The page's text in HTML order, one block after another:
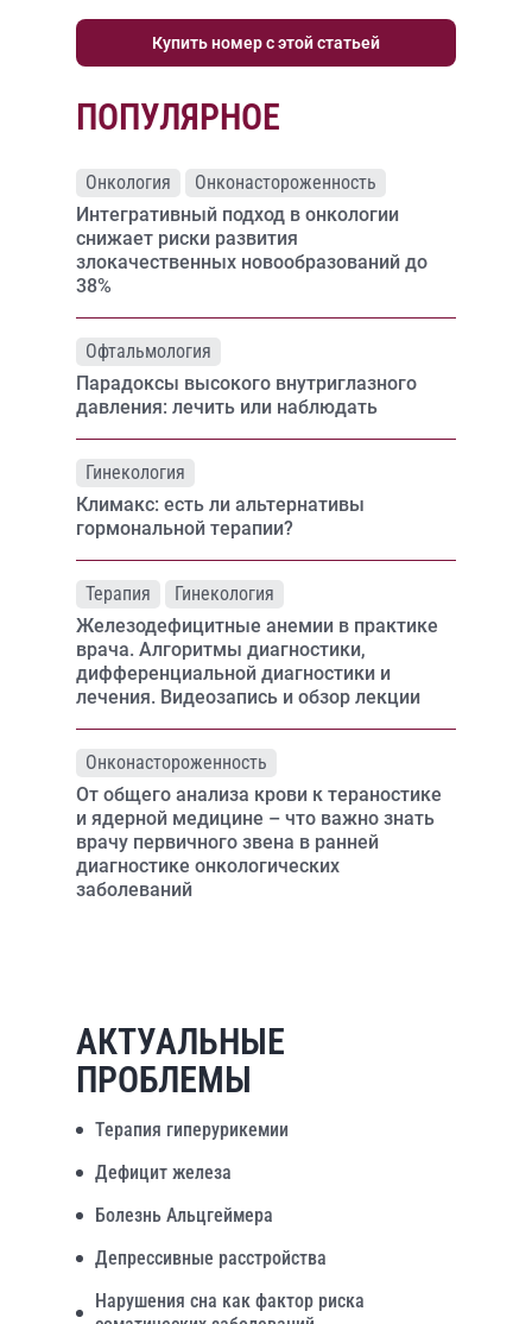
Купить номер с этой статьей
ПОПУЛЯРНОЕ
Онкология
Онконастороженность
Интегративный подход в онкологии
снижает риски развития
злокачественных новообразований до
38%
Офтальмология
Парадоксы высокого внутриглазного
давления: лечить или наблюдать
Гинекология
Климакс: есть ли альтернативы
гормональной терапии?
Терапия
Гинекология
Железодефицитные анемии в практике
врача. Алгоритмы диагностики,
дифференциальной диагностики и
лечения. Видеозапись и обзор лекции
Онконастороженность
От общего анализа крови к тераностике
и ядерной медицине – что важно знать
врачу первичного звена в ранней
диагностике онкологических
заболеваний
АКТУАЛЬНЫЕ
ПРОБЛЕМЫ
Терапия гиперурикемии
Дефицит железа
Болезнь Альцгеймера
Депрессивные расстройства
Нарушения сна как фактор риска